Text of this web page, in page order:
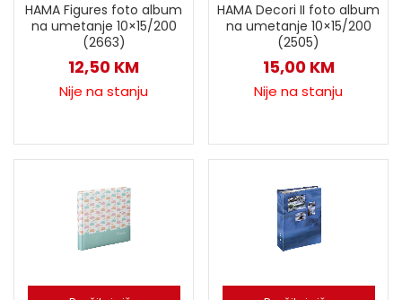
HAMA Figures foto album
na umetanje 10×15/200
(2663)
12,50 KM
Nije na stanju
HAMA Decori II foto album
na umetanje 10×15/200
(2505)
15,00 KM
Nije na stanju